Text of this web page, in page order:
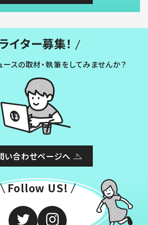
イター募集！
ースの取材・執筆をしてみませんか？
い合わせページへ
Follow US!